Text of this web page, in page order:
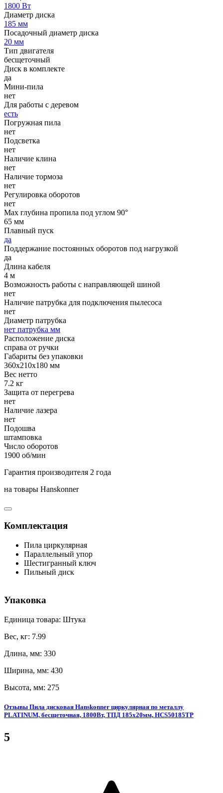
1800 Вт
Диаметр диска
185 мм
Посадочный диаметр диска
20 мм
Тип двигателя
бесщеточный
Диск в комплекте
да
Мини-пила
нет
Для работы с деревом
есть
Погружная пила
нет
Подсветка
нет
Наличие клина
нет
Наличие тормоза
нет
Регулировка оборотов
нет
Max глубина пропила под углом 90°
65 мм
Плавный пуск
да
Поддержание постоянных оборотов под нагрузкой
да
Длина кабеля
4 м
Возможность работы с направляющей шиной
нет
Наличие патрубка для подключения пылесоса
нет
Диаметр патрубка
нет патрубка мм
Расположение диска
справа от ручки
Габариты без упаковки
360х210х180 мм
Вес нетто
7.2 кг
Защита от перегрева
нет
Наличие лазера
нет
Подошва
штамповка
Число оборотов
1900 об/мин
Гарантия производителя 2 года
на товары Hanskonner
Комплектация
Пила циркулярная
Параллельный упор
Шестигранный ключ
Пильный диск
Упаковка
Единица товара: Штука
Вес, кг: 7.99
Длина, мм: 330
Ширина, мм: 430
Высота, мм: 275
Отзывы Пила дисковая Hanskonner циркулярная по металлу
PLATINUM, бесщеточная, 1800Вт, ТПД 185х20мм, HCS50185TP
5